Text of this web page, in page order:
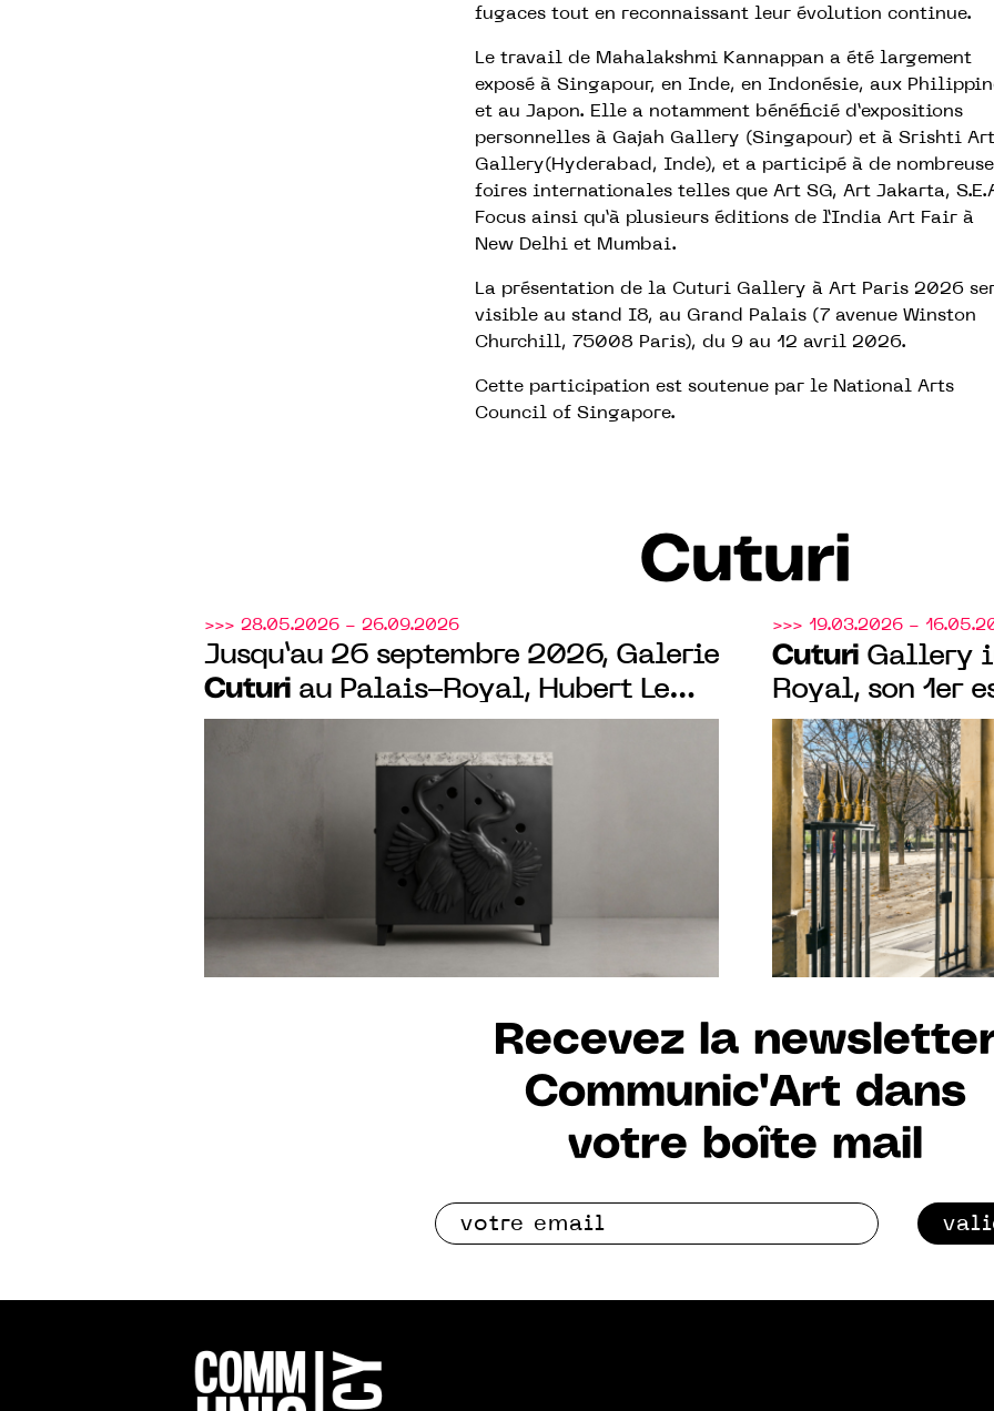
fugaces tout en reconnaissant leur évolution continue.
Le travail de Mahalakshmi Kannappan a été largement
exposé à Singapour, en Inde, en Indonésie, aux
et au Japon. Elle a notamment bénéficié d’expositions
personnelles à Gajah Gallery (Singapour) et à Srishti Art
Gallery(Hyderabad, Inde), et a participé à de
foires internationales telles que Art SG, Art Jakarta,
Focus ainsi qu’à plusieurs éditions de l’India Art Fair à
New Delhi et Mumbai.
La présentation de la Cuturi Gallery à Art Paris 2026
visible au stand I8, au Grand Palais (7 avenue Winston
Churchill, 75008 Paris), du 9 au 12 avril 2026.
Cette participation est soutenue par le National Arts
Council of Singapore.
Cuturi
>>> 28.05.2026 - 26.09.2026
Jusqu’au 26 septembre 2026, Galerie
Cuturi au Palais-Royal, Hubert Le
Gall expose "Arbres de la forêt, vous
connaissez notre âme" un ensemble
inédit de sculptures inspirées d’un
poème de Victor Hugo
>>> 19.03.2026 -
Cuturi Gallery
Royal, son 1er
"Decadence &
collective
(Singapour)
Recevez la
Communic'Art dans
votre boîte mail